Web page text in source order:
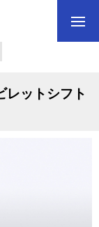
ットシフト